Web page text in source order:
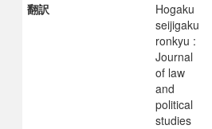
翻訳
Hogaku
seijigaku
ronkyu :
Journal
of law
and
political
studies